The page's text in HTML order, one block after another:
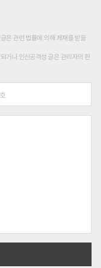
은 관련 법률에 의해 제재를 받을
거나 인신공격성 글은 관리자의 판